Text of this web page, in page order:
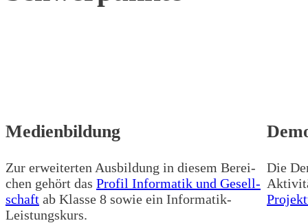
Medienbildung
Zur erwei­ter­ten Aus­bil­dung in die­sem Berei­
chen gehört das Pro­fil Infor­ma­tik und Gesell­
schaft ab Klas­se 8 sowie ein Informatik-
Leistungskurs.
Die